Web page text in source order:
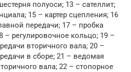
полуоси; 13 – сателлит;
15 – картер сцепления; 16
передачи; 17 – пробка
– регулировочное кольцо; 19 –
вторичного вала; 20 –
в сборе; 21 – ведомая
вала; 22 – стопорное